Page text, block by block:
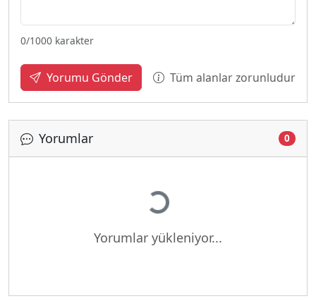
0/1000 karakter
Yorumu Gönder Tüm alanlar zorunludur
Yorumlar 0
Yükleniyor...
Yorumlar yükleniyor...